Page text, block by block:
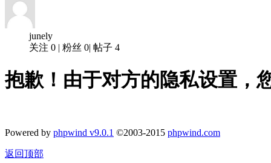
junely
关注 0 | 粉丝 0| 帖子 4
抱歉！由于对方的隐私设置，
Powered by phpwind v9.0.1 ©2003-2015 phpwind.com
返回顶部